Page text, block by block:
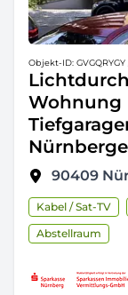
Objekt-ID: GVGQRYGY
Wohnung
90409
Kabel / Sat-TV
Abstellraum